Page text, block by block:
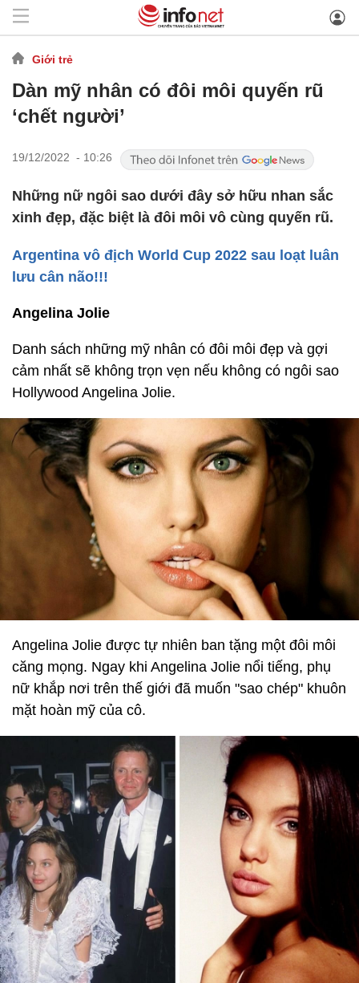
Giới trẻ
Dàn mỹ nhân có đôi môi quyến rũ
‘chết người’
19/12/2022 - 10:26
Những nữ ngôi sao dưới đây sở hữu nhan sắc
xinh đẹp, đặc biệt là đôi môi vô cùng quyến rũ.
Argentina vô địch World Cup 2022 sau loạt luân
lưu cân não!!!
Angelina Jolie
Danh sách những mỹ nhân có đôi môi đẹp và gợi
cảm nhất sẽ không trọn vẹn nếu không có ngôi sao
Hollywood Angelina Jolie.
Angelina Jolie được tự nhiên ban tặng một đôi môi
căng mọng. Ngay khi Angelina Jolie nổi tiếng, phụ
nữ khắp nơi trên thế giới đã muốn "sao chép" khuôn
mặt hoàn mỹ của cô.